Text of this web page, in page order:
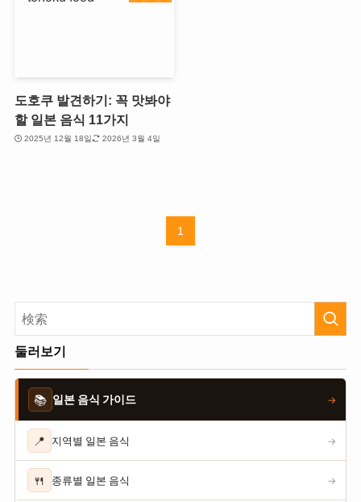
도호쿠 발견하기: 꼭 맛봐야
할 일본 음식 11가지
2025년 12월 18일 2026년 3월 4일
1
둘러보기
📚 일본 음식 가이드 →
📍 지역별 일본 음식 →
🍴 종류별 일본 음식 →